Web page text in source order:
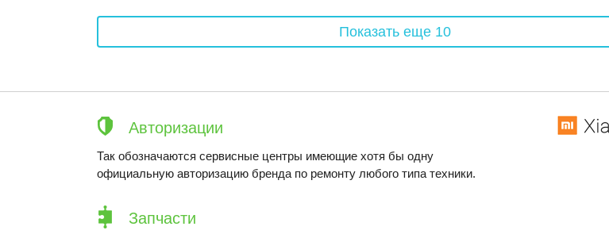
Показать еще 10
Авторизации
Так обозначаются сервисные центры имеющие хотя бы одну
официальную авторизацию бренда по ремонту любого типа техники.
Запчасти